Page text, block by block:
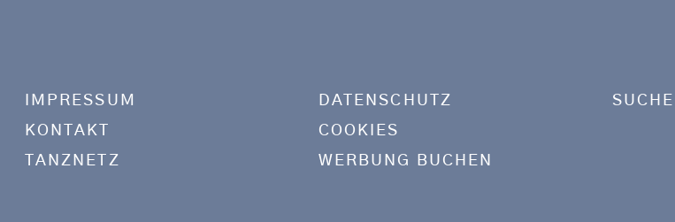
Footer menu
IMPRESSUM
KONTAKT
TANZNETZ
DATENSCHUTZ
COOKIES
WERBUNG BUCHEN
SUCHE